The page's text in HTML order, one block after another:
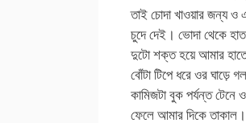
তাই চোদা খাওয়ার জন্য
চুদে দেই। ভোদা থেকে
দুটো শক্ত হয়ে আমার
বোঁটা টিপে ধরে ওর ঘাড়ে
কামিজটা বুক পর্যন্ত
ফেলে আমার দিকে